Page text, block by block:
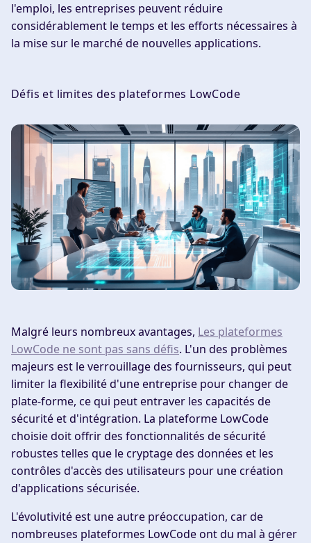
l'emploi, les entreprises peuvent réduire
considérablement le temps et les efforts nécessaires à
la mise sur le marché de nouvelles applications.
Défis et limites des plateformes LowCode
Malgré leurs nombreux avantages, Les plateformes
LowCode ne sont pas sans défis. L'un des problèmes
majeurs est le verrouillage des fournisseurs, qui peut
limiter la flexibilité d'une entreprise pour changer de
plate-forme, ce qui peut entraver les capacités de
sécurité et d'intégration. La plateforme LowCode
choisie doit offrir des fonctionnalités de sécurité
robustes telles que le cryptage des données et les
contrôles d'accès des utilisateurs pour une création
d'applications sécurisée.
L'évolutivité est une autre préoccupation, car de
nombreuses plateformes LowCode ont du mal à gérer